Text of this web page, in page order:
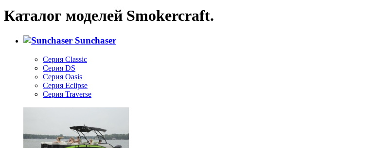
Каталог моделей Smokercraft.
Sunchaser
Серия Classic
Серия DS
Серия Oasis
Серия Eclipse
Серия Traverse